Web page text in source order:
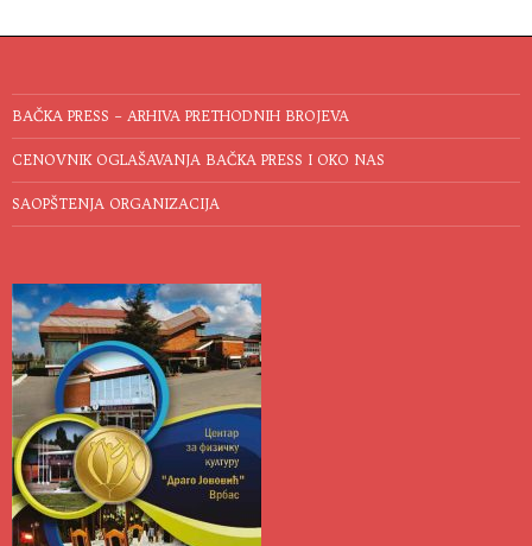
BAČKA PRESS – ARHIVA PRETHODNIH BROJEVA
CENOVNIK OGLAŠAVANJA BAČKA PRESS I OKO NAS
SAOPŠTENJA ORGANIZACIJA